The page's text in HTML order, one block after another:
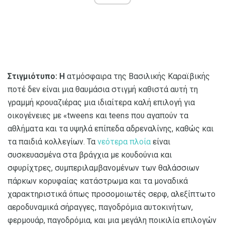
Στιγμιότυπο: Η ατμόσφαιρα της Βασιλικής Καραϊβικής
ποτέ δεν είναι μια θαυμάσια στιγμή καθιστά αυτή τη
γραμμή κρουαζιέρας μια ιδιαίτερα καλή επιλογή για
οικογένειες με «tweens και teens που αγαπούν τα
αθλήματα και τα υψηλά επίπεδα αδρεναλίνης, καθώς και
τα παιδιά κολλεγίων. Τα νεότερα πλοία είναι
συσκευασμένα στα βράγχια με κουδούνια και
σφυρίχτρες, συμπεριλαμβανομένων των θαλάσσιων
πάρκων κορυφαίας κατάστρωμα και τα μοναδικά
χαρακτηριστικά όπως προσομοιωτές σερφ, αλεξίπτωτο
αεροδυναμικά σήραγγες, παγοδρόμια αυτοκινήτων,
φερμουάρ, παγοδρόμια, και μια μεγάλη ποικιλία επιλογών